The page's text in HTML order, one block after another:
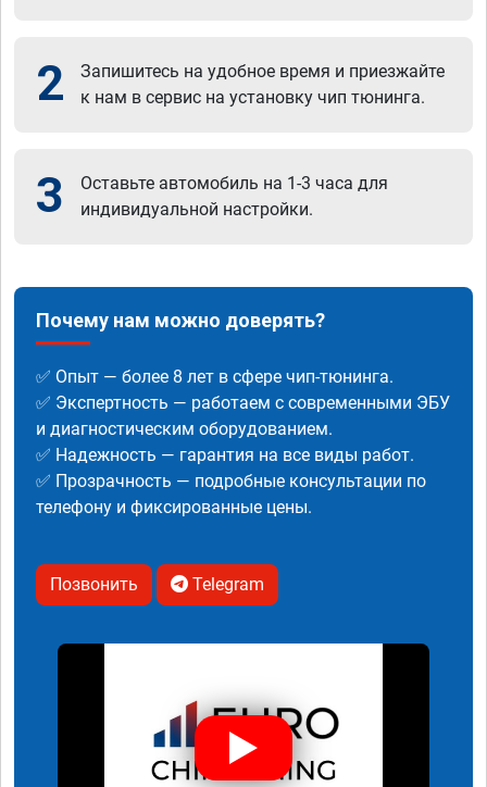
2
Запишитесь на удобное время и приезжайте
к нам в сервис на установку чип тюнинга.
3
Оставьте автомобиль на 1-3 часа для
индивидуальной настройки.
Почему нам можно доверять?
✅ Опыт — более 8 лет в сфере чип-тюнинга.
✅ Экспертность — работаем с современными ЭБУ
и диагностическим оборудованием.
✅ Надежность — гарантия на все виды работ.
✅ Прозрачность — подробные консультации по
телефону и фиксированные цены.
Позвонить Telegram